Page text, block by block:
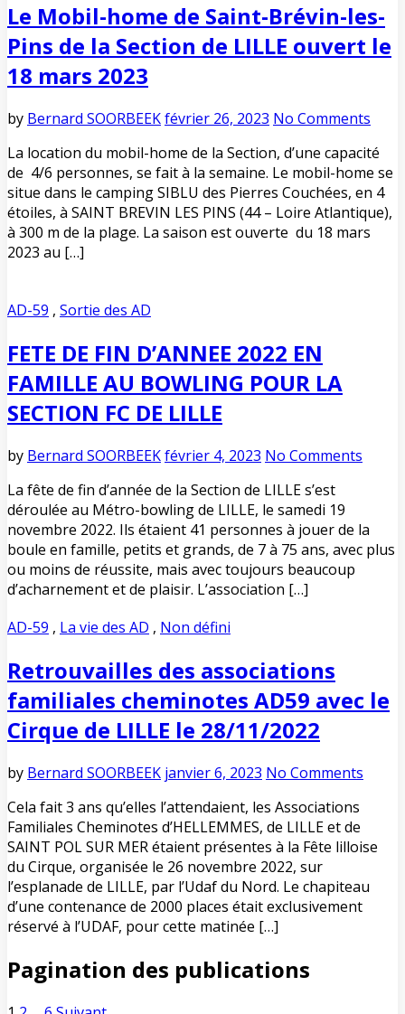
Le Mobil-home de Saint-Brévin-les-
Pins de la Section de LILLE ouvert le
18 mars 2023
by Bernard SOORBEEKfévrier 26, 2023 No Comments
La location du mobil-home de la Section, d’une capacité
de 4/6 personnes, se fait à la semaine. Le mobil-home se
situe dans le camping SIBLU des Pierres Couchées, en 4
étoiles, à SAINT BREVIN LES PINS (44 – Loire Atlantique),
à 300 m de la plage. La saison est ouverte du 18 mars
2023 au […]
AD-59 , Sortie des AD
FETE DE FIN D’ANNEE 2022 EN
FAMILLE AU BOWLING POUR LA
SECTION FC DE LILLE
by Bernard SOORBEEKfévrier 4, 2023 No Comments
La fête de fin d’année de la Section de LILLE s’est
déroulée au Métro-bowling de LILLE, le samedi 19
novembre 2022. Ils étaient 41 personnes à jouer de la
boule en famille, petits et grands, de 7 à 75 ans, avec plus
ou moins de réussite, mais avec toujours beaucoup
d’acharnement et de plaisir. L’association […]
AD-59 , La vie des AD , Non défini
Retrouvailles des associations
familiales cheminotes AD59 avec le
Cirque de LILLE le 28/11/2022
by Bernard SOORBEEK janvier 6, 2023 No Comments
Cela fait 3 ans qu’elles l’attendaient, les Associations
Familiales Cheminotes d’HELLEMMES, de LILLE et de
SAINT POL SUR MER étaient présentes à la Fête lilloise
du Cirque, organisée le 26 novembre 2022, sur
l’esplanade de LILLE, par l’Udaf du Nord. Le chapiteau
d’une contenance de 2000 places était exclusivement
réservé à l’UDAF, pour cette matinée […]
Pagination des publications